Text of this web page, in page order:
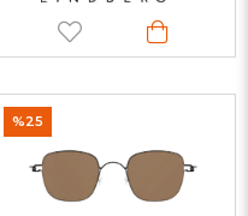
%25